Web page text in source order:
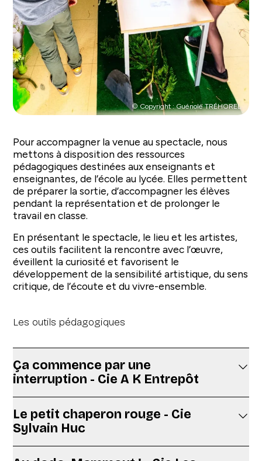
© Copyright : Guénolé TRÉHOREL
Pour accompagner la venue au spectacle, nous
mettons à disposition des ressources
pédagogiques destinées aux enseignants et
enseignantes, de l’école au lycée. Elles permettent
de préparer la sortie, d’accompagner les élèves
pendant la représentation et de prolonger le
travail en classe.
En présentant le spectacle, le lieu et les artistes,
ces outils facilitent la rencontre avec l’œuvre,
éveillent la curiosité et favorisent le
développement de la sensibilité artistique, du sens
critique, de l’écoute et du vivre-ensemble.
Les outils pédagogiques
Ça commence par une
interruption - Cie A K Entrepôt
Le petit chaperon rouge - Cie
Sylvain Huc